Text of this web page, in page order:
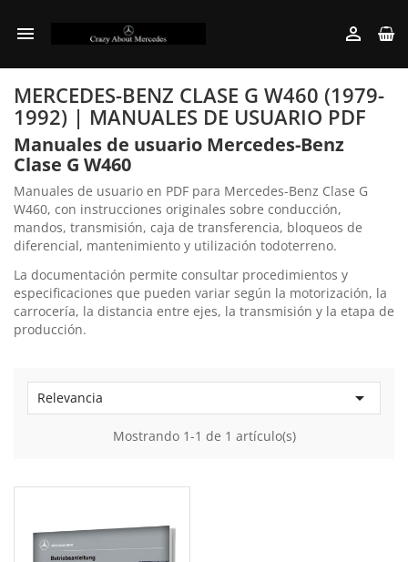
 
MERCEDES-BENZ CLASE G W460 (1979-
1992) | MANUALES DE USUARIO PDF
Manuales de usuario Mercedes-Benz
Clase G W460
Manuales de usuario en PDF para Mercedes-Benz Clase G
W460, con instrucciones originales sobre conducción,
mandos, transmisión, caja de transferencia, bloqueos de
diferencial, mantenimiento y utilización todoterreno.
La documentación permite consultar procedimientos y
especificaciones que pueden variar según la motorización, la
carrocería, la distancia entre ejes, la transmisión y la etapa de
producción.
Relevancia 
Mostrando 1-1 de 1 artículo(s)